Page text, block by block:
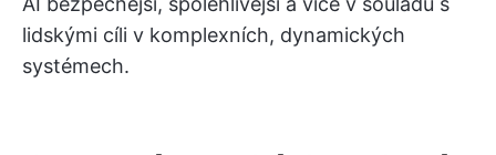
lidskými cíli v komplexních, dynamických
systémech.